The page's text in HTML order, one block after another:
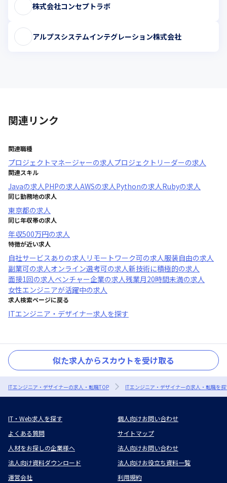
株式会社コンセプトラボ
アルプスシステムインテグレーション株式会社
関連リンク
関連職種
プロジェクトマネージャーの求人プロジェクトリーダーの求人
関連スキル
Javaの求人PHPの求人AWSの求人Pythonの求人Rubyの求人
同じ勤務地の求人
東京都の求人
同じ年収帯の求人
年収500万円の求人
特徴が近い求人
自社サービスあり の求人 リモートワーク可の求人服装自由の求人
副業可の求人オンライン選考可の求人新技術に積極的の求人
面接1回の求人ベンチャー企業の求人残業月20時間未満の求人
女性エンジニアが活躍中の求人
求人検索ページに戻る
ITエンジニア・デザイナー求人を探す
似た求人からスカウトを受け取る
ITエンジニア・デザイナーの求人・転職TOP ITエンジニア・デザイナーの求人・転職を
IT・Web求人を探す
個人向けお問い合わせ
よくある質問
サイトマップ
人材をお探しの企業様へ
法人向けお問い合わせ
法人向け資料ダウンロード
法人向けお役立ち資料一覧
運営会社
利用規約